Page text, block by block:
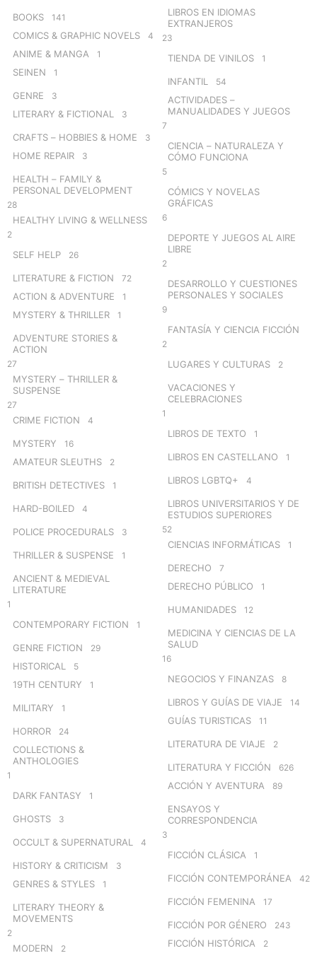
BOOKS 141
COMICS & GRAPHIC NOVELS 4
ANIME & MANGA 1
SEINEN 1
GENRE 3
LITERARY & FICTIONAL 3
CRAFTS – HOBBIES & HOME 3
HOME REPAIR 3
HEALTH – FAMILY &
PERSONAL DEVELOPMENT
28
HEALTHY LIVING & WELLNESS
2
SELF HELP 26
LITERATURE & FICTION 72
ACTION & ADVENTURE 1
MYSTERY & THRILLER 1
ADVENTURE STORIES &
ACTION
27
MYSTERY – THRILLER &
SUSPENSE
27
CRIME FICTION 4
MYSTERY 16
AMATEUR SLEUTHS 2
BRITISH DETECTIVES 1
HARD-BOILED 4
POLICE PROCEDURALS 3
THRILLER & SUSPENSE 1
ANCIENT & MEDIEVAL
LITERATURE
1
CONTEMPORARY FICTION 1
GENRE FICTION 29
HISTORICAL 5
19TH CENTURY 1
MILITARY 1
HORROR 24
COLLECTIONS &
ANTHOLOGIES
1
DARK FANTASY 1
GHOSTS 3
OCCULT & SUPERNATURAL 4
HISTORY & CRITICISM 3
GENRES & STYLES 1
LITERARY THEORY &
MOVEMENTS
2
MODERN 2
LIBROS EN IDIOMAS
EXTRANJEROS
23
TIENDA DE VINILOS 1
INFANTIL 54
ACTIVIDADES –
MANUALIDADES Y JUEGOS
7
CIENCIA – NATURALEZA Y
CÓMO FUNCIONA
5
CÓMICS Y NOVELAS
GRÁFICAS
6
DEPORTE Y JUEGOS AL AIRE
LIBRE
2
DESARROLLO Y CUESTIONES
PERSONALES Y SOCIALES
9
FANTASÍA Y CIENCIA FICCIÓN
2
LUGARES Y CULTURAS 2
VACACIONES Y
CELEBRACIONES
1
LIBROS DE TEXTO 1
LIBROS EN CASTELLANO 1
LIBROS LGBTQ+ 4
LIBROS UNIVERSITARIOS Y DE
ESTUDIOS SUPERIORES
52
CIENCIAS INFORMÁTICAS 1
DERECHO 7
DERECHO PÚBLICO 1
HUMANIDADES 12
MEDICINA Y CIENCIAS DE LA
SALUD
16
NEGOCIOS Y FINANZAS 8
LIBROS Y GUÍAS DE VIAJE 14
GUÍAS TURISTICAS 11
LITERATURA DE VIAJE 2
LITERATURA Y FICCIÓN 626
ACCIÓN Y AVENTURA 89
ENSAYOS Y
CORRESPONDENCIA
3
FICCIÓN CLÁSICA 1
FICCIÓN CONTEMPORÁNEA 42
FICCIÓN FEMENINA 17
FICCIÓN POR GÉNERO 243
FICCIÓN HISTÓRICA 2